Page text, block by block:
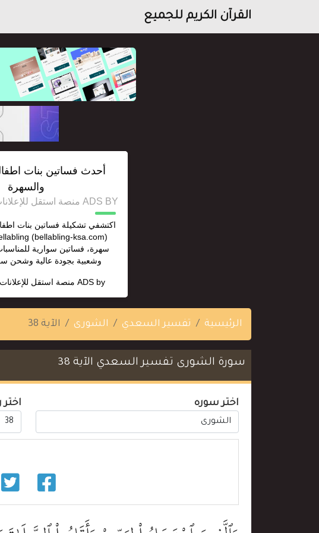
القرآن الكريم للجميع
أحدث فساتين بنات
والسهرة
ADS BY منصة استقل للإعلانات وخدمات السيو
اكتشفي تشكيلة فساتين بنات
سهرة، فساتين سوارية
وشعبية بجودة عالية وشحن
ADS by منصة استقل
الرئيسية تفسير السعدي الشورى الآية 38
سورة الشورى تفسير السعدي الآية 38
اختر سوره اختر